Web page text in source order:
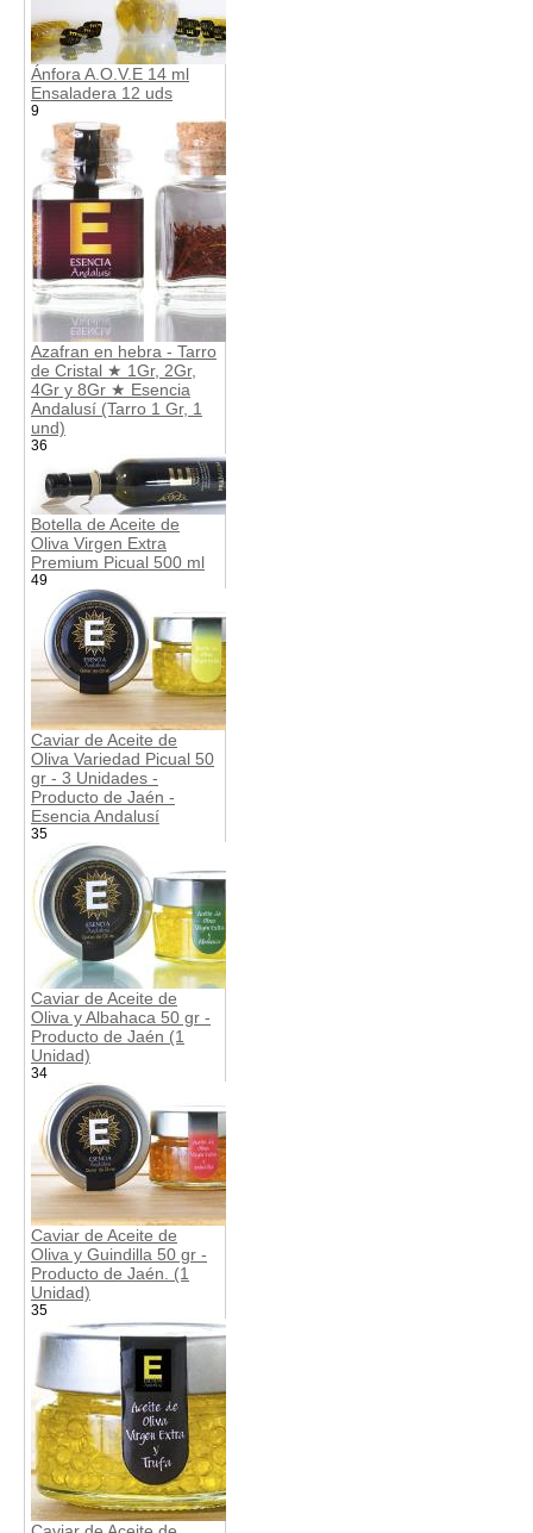
Ánfora A.O.V.E 14 ml
Ensaladera 12 uds
9
Azafran en hebra - Tarro
de Cristal ★ 1Gr, 2Gr,
4Gr y 8Gr ★ Esencia
Andalusí (Tarro 1 Gr, 1
und)
36
Botella de Aceite de
Oliva Virgen Extra
Premium Picual 500 ml
49
Caviar de Aceite de
Oliva Variedad Picual 50
gr - 3 Unidades -
Producto de Jaén -
Esencia Andalusí
35
Caviar de Aceite de
Oliva y Albahaca 50 gr -
Producto de Jaén (1
Unidad)
34
Caviar de Aceite de
Oliva y Guindilla 50 gr -
Producto de Jaén. (1
Unidad)
35